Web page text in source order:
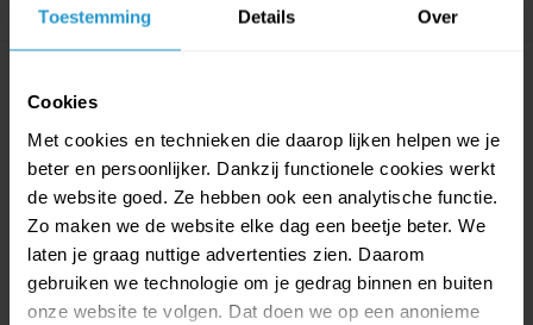
Toestemming Details Over
Cookies
Met cookies en technieken die daarop lijken helpen we je
beter en persoonlijker. Dankzij functionele cookies werkt
de website goed. Ze hebben ook een analytische functie.
Zo maken we de website elke dag een beetje beter. We
laten je graag nuttige advertenties zien. Daarom
gebruiken we technologie om je gedrag binnen en buiten
onze website te volgen. Dat doen we op een anonieme
Wood WorX Kit Rally Car
Project - Modelb...
Wood WorX Kit Rally Car Project -
Modelbouwset i...
Wood WorX - Star Wars - C-
3PO & R2-D2 Tw...
Wood Worx - Bouw je Eigen C-
3PO™ & R2-D2™ uit St...